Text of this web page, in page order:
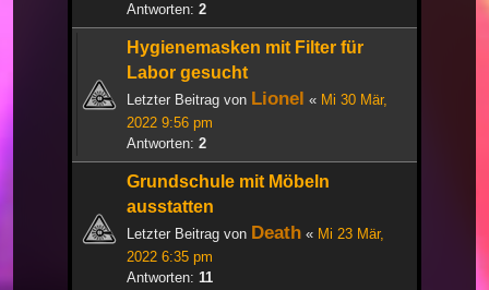
Antworten: 2
Hygienemasken mit Filter für
Labor gesucht
Letzter Beitrag von Lionel « Mi 30 Mär,
2022 9:56 pm
Antworten: 2
Grundschule mit Möbeln
ausstatten
Letzter Beitrag von Death « Mi 23 Mär,
2022 6:35 pm
Antworten: 11